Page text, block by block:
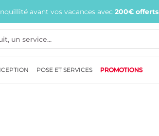
avant vos vacances avec 200€ offerts
POSE ET SERVICES PROMOTIONS